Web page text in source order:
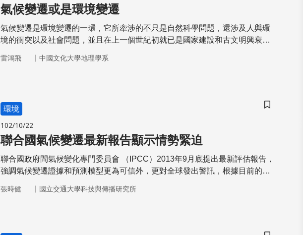
氣候變遷或是環境變遷
氣候變遷是環境變遷的一環，它所牽涉的不只是自然科學問題，還涉及人與環
境的衝突以及社會問題，並且在上一個世紀初就已是國家建設和古文明興衰論
雷鴻飛 ｜ 中國文化大學地理學系
儲存書籤
環境
102/10/22
聯合國氣候變遷最新報告顯示情勢緊迫
聯合國政府間氣候變化專門委員會 （IPCC）2013年9月底提出最新評估報告，
強調氣候變遷證據和預測模型更為可信外，更對全球發出警訊，根據目前的暖
張時健 ｜ 國立交通大學科技與傳播研究所